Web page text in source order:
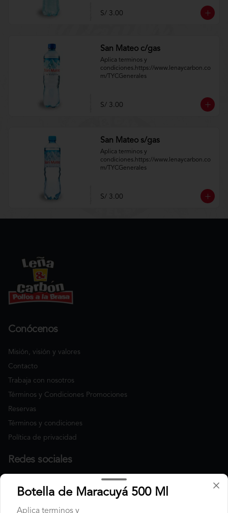
S/ 3.00
San Mateo c/gas
Aplica terminos y
condiciones.https://www.lenaycarbon.co
m/TYCGenerales
S/ 3.00
San Mateo s/gas
Aplica terminos y
condiciones.https://www.lenaycarbon.co
m/TYCGenerales
S/ 3.00
Conócenos
Misión, visión y valores
Contacto
Trabaja con nosotros
Términos y Condiciones Promociones
Reservas
Términos y condiciones
Política de privacidad
Redes sociales
Facebook
TikTok
Botella de Maracuyá 500 Ml
Aplica terminos y